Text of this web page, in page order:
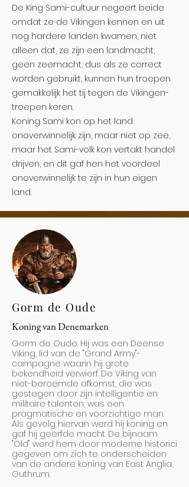
De King Sami-cultuur negeert beide
omdat ze de Vikingen kennen en uit
nog hardere landen kwamen, niet
alleen dat, ze zijn een landmacht,
geen zeemacht, dus als ze correct
worden gebruikt, kunnen hun troepen
gemakkelijk het tij tegen de Vikingen-
troepen keren.
Koning Sami kon op het land
onoverwinnelijk zijn, maar niet op zee,
maar het Sami-volk kon vertakt handel
drijven, en dit gaf hen het voordeel
onoverwinnelijk te zijn in hun eigen
land.
Gorm de Oude
Koning van Denemarken
Gorm de Oude. Hij was een Deense
Viking, lid van de "Grand Army"-
campagne waarin hij grote
bekendheid verwierf. De Viking van
niet-beroemde afkomst, die was
gestegen door zijn intelligentie en
militaire talenten, was een
pragmatische en voorzichtige man.
Als gevolg hiervan werd hij koning en
gaf hij geërfde macht. De bijnaam
"Old" werd hem door moderne historici
gegeven om zich te onderscheiden
van de andere koning van East Anglia,
Guthrum.